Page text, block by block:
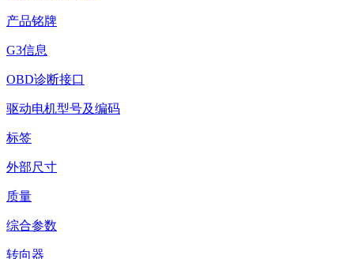
产品铭牌
G3信息
OBD诊断接口
驱动电机型号及编码
标签
外部尺寸
质量
综合参数
转向器